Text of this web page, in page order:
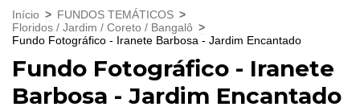
Início > FUNDOS TEMÁTICOS >
Floridos / Jardim / Coreto / Bangalô >
Fundo Fotográfico - Iranete Barbosa - Jardim Encantado
Fundo Fotográfico - Iranete
Barbosa - Jardim Encantado